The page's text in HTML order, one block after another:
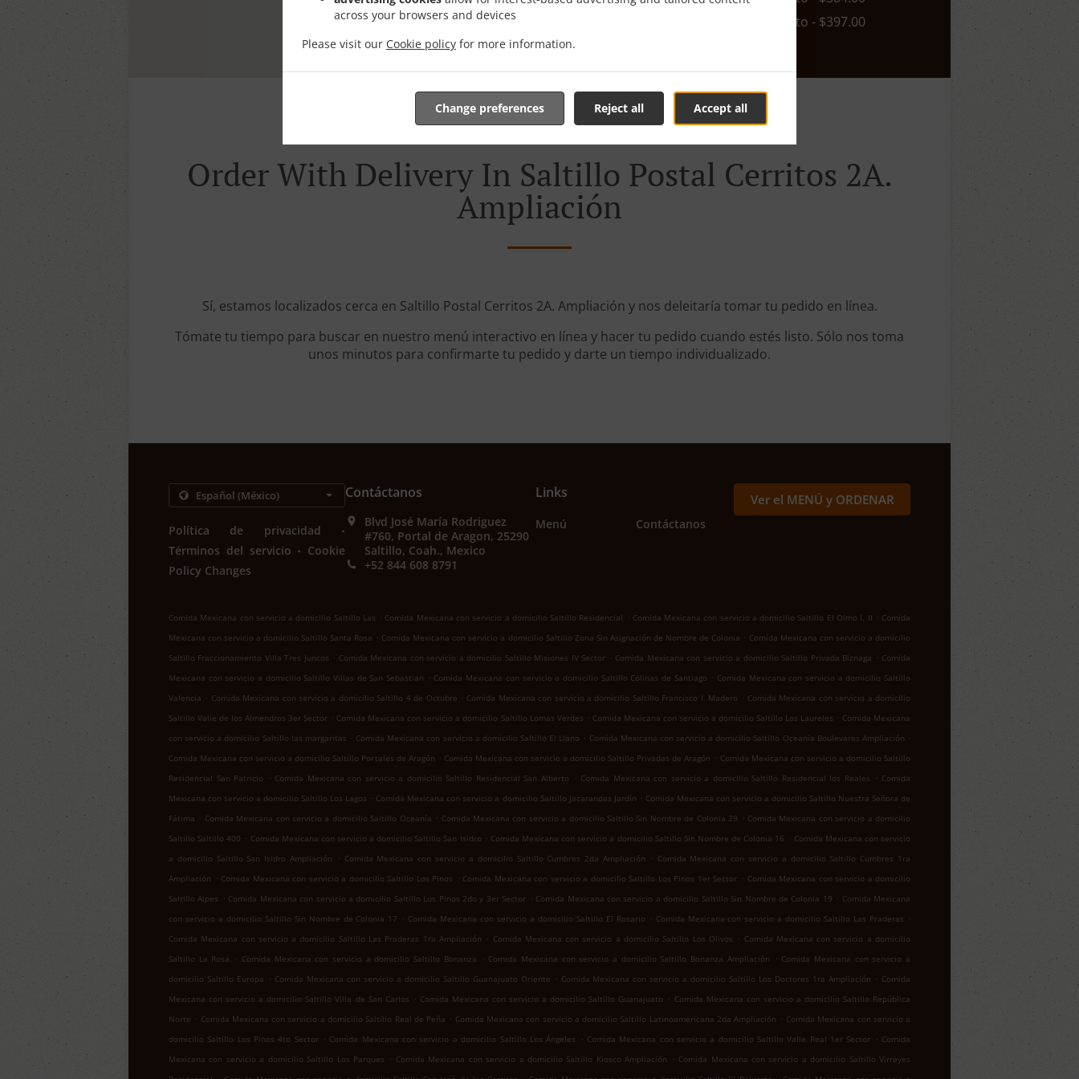
across your browsers and devices
Please visit our Cookie policy for more information.
Accept all
Reject all
Change preferences
, Min. - $0.00, Costo - $397.00
Order With Delivery In Saltillo Postal Cerritos 2A.
Ampliación
Sí, estamos localizados cerca en Saltillo Postal Cerritos 2A. Ampliación y nos deleitaría tomar tu pedido en línea.
Tómate tu tiempo para buscar en nuestro menú interactivo en línea y hacer tu pedido cuando estés listo. Sólo nos toma
unos minutos para confirmarte tu pedido y darte un tiempo individualizado.
Política de privacidad .
Términos del servicio . Cookie
Policy Changes
Contáctanos
Blvd José María Rodriguez
#760, Portal de Aragon, 25290
Saltillo, Coah., Mexico
+52 844 608 8791
Links
Menú Contáctanos
Ver el MENÚ y ORDENAR
Comida Mexicana con servicio a domicilio Saltillo Las . Comida Mexicana con servicio a domicilio Saltillo Residencial . Comida Mexicana con servicio a domicilio Saltillo El Olmo I, II . Comida
Mexicana con servicio a domicilio Saltillo Santa Rosa . Comida Mexicana con servicio a domicilio Saltillo Zona Sin Asignación de Nombre de Colonia . Comida Mexicana con servicio a domicilio
Saltillo Fraccionamiento Villa Tres Juncos . Comida Mexicana con servicio a domicilio Saltillo Misiones IV Sector . Comida Mexicana con servicio a domicilio Saltillo Privada Biznaga . Comida
Mexicana con servicio a domicilio Saltillo Villas de San Sebastian . Comida Mexicana con servicio a domicilio Saltillo Colinas de Santiago . Comida Mexicana con servicio a domicilio Saltillo
Valencia . Comida Mexicana con servicio a domicilio Saltillo 4 de Octubre . Comida Mexicana con servicio a domicilio Saltillo Francisco I. Madero . Comida Mexicana con servicio a domicilio
Saltillo Valle de los Almendros 3er Sector . Comida Mexicana con servicio a domicilio Saltillo Lomas Verdes . Comida Mexicana con servicio a domicilio Saltillo Los Laureles . Comida Mexicana
con servicio a domicilio Saltillo las margaritas . Comida Mexicana con servicio a domicilio Saltillo El Llano . Comida Mexicana con servicio a domicilio Saltillo Oceanía Boulevares Ampliación .
Comida Mexicana con servicio a domicilio Saltillo Portales de Aragón . Comida Mexicana con servicio a domicilio Saltillo Privadas de Aragón . Comida Mexicana con servicio a domicilio Saltillo
Residencial San Patricio
. Comida Mexicana con servicio a domicilio Saltillo Residencial San Alberto . Comida Mexicana con servicio a domicilio Saltillo Residencial los Reales . Comida
Mexicana con servicio a domicilio Saltillo Los Lagos . Comida Mexicana con servicio a domicilio Saltillo Jacarandas Jardín . Comida Mexicana con servicio a domicilio Saltillo Nuestra Señora de
Fátima . Comida Mexicana con servicio a domicilio Saltillo Oceanía . Comida Mexicana con servicio a domicilio Saltillo Sin Nombre de Colonia 29 . Comida Mexicana con servicio a domicilio
Saltillo Saltillo 400 . Comida Mexicana con servicio a domicilio Saltillo San Isidro . Comida Mexicana con servicio a domicilio Saltillo Sin Nombre de Colonia 16 . Comida Mexicana con servicio
a domicilio Saltillo San Isidro Ampliación
. Comida Mexicana con servicio a domicilio Saltillo Cumbres 2da Ampliación . Comida Mexicana con servicio a domicilio Saltillo Cumbres 1ra
Ampliación . Comida Mexicana con servicio a domicilio Saltillo Los Pinos . Comida Mexicana con servicio a domicilio Saltillo Los Pinos 1er Sector . Comida Mexicana con servicio a domicilio
Saltillo Alpes . Comida Mexicana con servicio a domicilio Saltillo Los Pinos 2do y 3er Sector . Comida Mexicana con servicio a domicilio Saltillo Sin Nombre de Colonia 19 . Comida Mexicana
con servicio a domicilio Saltillo Sin Nombre de Colonia 17 . Comida Mexicana con servicio a domicilio Saltillo El Rosario . Comida Mexicana con servicio a domicilio Saltillo Las Praderas .
Comida Mexicana con servicio a domicilio Saltillo Las Praderas 1ra Ampliación . Comida Mexicana con servicio a domicilio Saltillo Los Olivos . Comida Mexicana con servicio a domicilio
Saltillo La Rosa
. Comida Mexicana con servicio a domicilio Saltillo Bonanza . Comida Mexicana con servicio a domicilio Saltillo Bonanza Ampliación . Comida Mexicana con servicio a
domicilio Saltillo Europa . Comida Mexicana con servicio a domicilio Saltillo Guanajuato Oriente . Comida Mexicana con servicio a domicilio Saltillo Los Doctores 1ra Ampliación . Comida
Mexicana con servicio a domicilio Saltillo Villa de San Carlos . Comida Mexicana con servicio a domicilio Saltillo Guanajuato . Comida Mexicana con servicio a domicilio Saltillo República
Norte . Comida Mexicana con servicio a domicilio Saltillo Real de Peña . Comida Mexicana con servicio a domicilio Saltillo Latinoamericana 2da Ampliación . Comida Mexicana con servicio a
domicilio Saltillo Los Pinos 4to Sector . Comida Mexicana con servicio a domicilio Saltillo Los Ángeles . Comida Mexicana con servicio a domicilio Saltillo Valle Real 1er Sector . Comida
Mexicana con servicio a domicilio Saltillo Los Parques . Comida Mexicana con servicio a domicilio Saltillo Kiosco Ampliación . Comida Mexicana con servicio a domicilio Saltillo Virreyes